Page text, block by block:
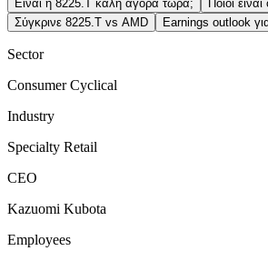
Είναι η 8225.T καλή αγορά τώρα;
Ποιοι
Σύγκρινε 8225.T vs AMD
Earnings outlook
Sector
Consumer Cyclical
Industry
Specialty Retail
CEO
Kazuomi Kubota
Employees